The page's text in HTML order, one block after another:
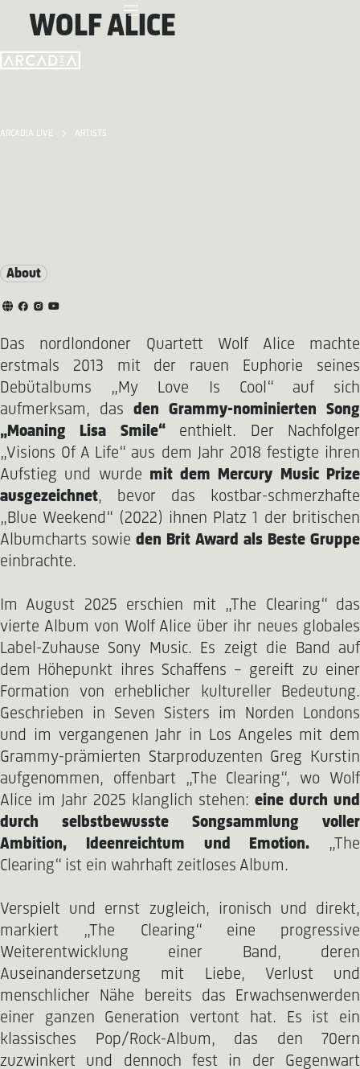
ARCADIA LIVE ARTISTS
WOLF ALICE
About
Das nordlondoner Quartett Wolf Alice machte
erstmals 2013 mit der rauen Euphorie seines
Debütalbums „My Love Is Cool“ auf sich
aufmerksam, das den Grammy-nominierten Song
„Moaning Lisa Smile“enthielt. Der Nachfolger
„Visions Of A Life“ aus dem Jahr 2018 festigte ihren
Aufstieg und wurde mit dem Mercury Music Prize
ausgezeichnet, bevor das kostbar-schmerzhafte
„Blue Weekend“ (2022) ihnen Platz 1 der britischen
Albumcharts sowieden Brit Award als Beste Gruppe
einbrachte.
Im August 2025 erschien mit „The Clearing“ das
vierte Album von Wolf Alice über ihr neues globales
Label-Zuhause Sony Music. Es zeigt die Band auf
dem Höhepunkt ihres Schaffens – gereift zu einer
Formation von erheblicher kultureller Bedeutung.
Geschrieben in Seven Sisters im Norden Londons
und im vergangenen Jahr in Los Angeles mit dem
Grammy-prämierten Starproduzenten Greg Kurstin
aufgenommen, offenbart „The Clearing“, wo Wolf
Alice im Jahr 2025 klanglich stehen: eine durch und
durch selbstbewusste Songsammlung voller
Ambition, Ideenreichtum und Emotion. „The
Clearing“ ist ein wahrhaft zeitloses Album.
Verspielt und ernst zugleich, ironisch und direkt,
markiert „The Clearing“ eine progressive
Weiterentwicklung einer Band, deren
Auseinandersetzung mit Liebe, Verlust und
menschlicher Nähe bereits das Erwachsenwerden
einer ganzen Generation vertont hat. Es ist ein
klassisches Pop/Rock-Album, das den 70ern
zuzwinkert und dennoch fest in der Gegenwart